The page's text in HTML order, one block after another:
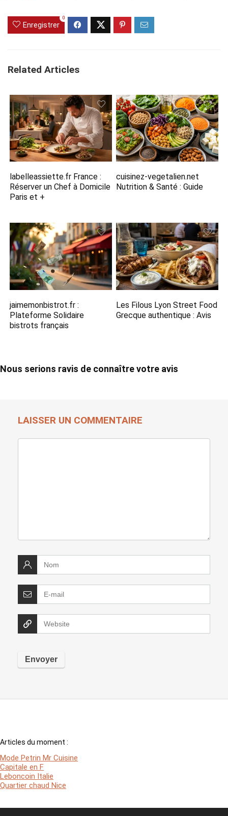
Enregistrer
0
Related Articles
labelleassiette.fr France :
Réserver un Chef à Domicile
Paris et +
cuisinez-vegetalien.net
Nutrition​ & Santé : Guide
jaimemonbistrot.fr :
Plateforme Solidaire
bistrots français
Les Filous Lyon Street Food
Grecque​ authentique : Avis
Nous serions ravis de connaître votre avis
LAISSER UN COMMENTAIRE
Articles du moment :
Mode Petrin Mr Cuisine
Capitale en F
Leboncoin Italie
Quartier chaud Nice